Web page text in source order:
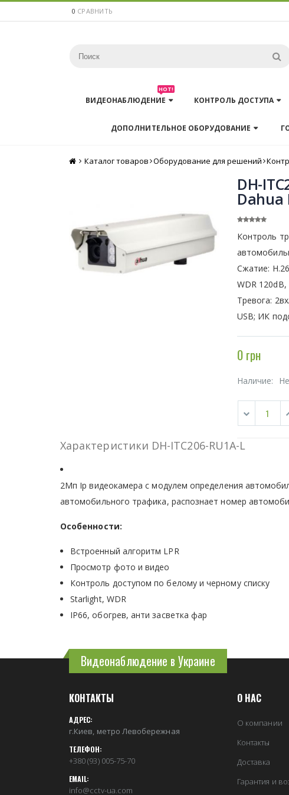
0 СРАВНИТЬ
ВИДЕОНАБЛЮДЕНИЕ
HOT!
КОНТРОЛЬ ДОСТУПА
ДОПОЛНИТЕЛЬНОЕ ОБОРУДОВАНИЕ
Главная
Каталог товаров Оборудование для решений
DH-
Dahua
Контроль
Сжатие:
WDR
Тревога:
USB; ИК
0 грн
Наличие:
Характеристики DH-ITC206-RU1A-L
2Мп Ip видеокамера с модулем определения
автомобильного трафика, распознает номер
Особенности:
Встроенный алгоритм LPR
Просмотр фото и видео
Контроль доступом по белому и черному списку
Starlight, WDR
IP66, обогрев, анти засветка фар
Видеонаблюдение в Украине
КОНТАКТЫ
АДРЕС:
г.Киев, метро Левобережная
ТЕЛЕФОН:
+380 (93) 005-75-70
EMAIL:
info@cctv-ua.com
О НАС
О компании
Контакты
Доставка
Гарантия и